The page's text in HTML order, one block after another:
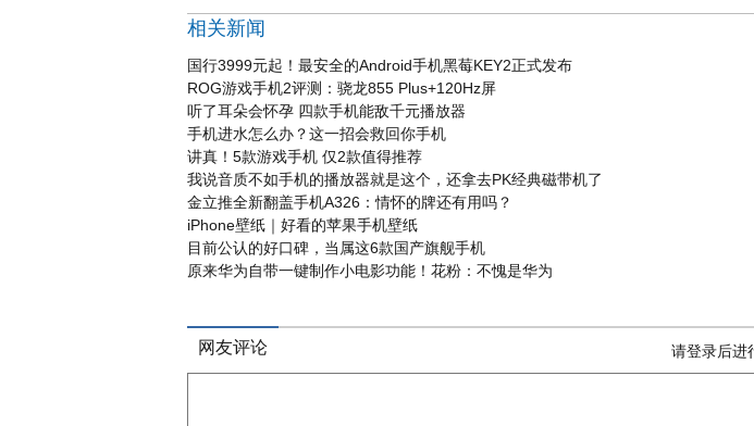
相关新闻
国行3999元起！最安全的Android手机黑莓KEY2正式发布
ROG游戏手机2评测：骁龙855 Plus+120Hz屏
听了耳朵会怀孕 四款手机能敌千元播放器
手机进水怎么办？这一招会救回你手机
讲真！5款游戏手机 仅2款值得推荐
我说音质不如手机的播放器就是这个，还拿去PK经典磁带机了
金立推全新翻盖手机A326：情怀的牌还有用吗？
iPhone壁纸｜好看的苹果手机壁纸
目前公认的好口碑，当属这6款国产旗舰手机
原来华为自带一键制作小电影功能！花粉：不愧是华为
网友评论 请登录后进